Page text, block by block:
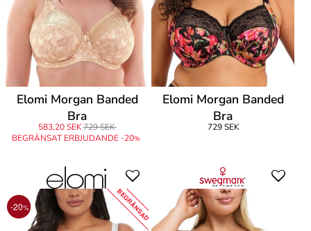
Elomi Morgan Banded
Bra
583,20 SEK729 SEK
BEGRÄNSAT ERBJUDANDE -20%
Elomi Morgan Banded
Bra
729 SEK
-20% BEGRÄNSAD